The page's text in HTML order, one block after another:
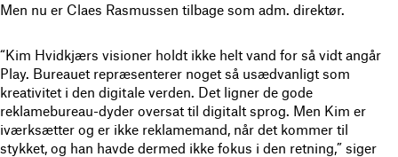
Men nu er Claes Rasmussen tilbage som adm. direktør.
“Kim Hvidkjærs visioner holdt ikke helt vand for så vidt angår
Play. Bureauet repræsenterer noget så usædvanligt som
kreativitet i den digitale verden. Det ligner de gode
reklamebureau-dyder oversat til digitalt sprog. Men Kim er
iværksætter og er ikke reklamemand, når det kommer til
stykket, og han havde dermed ikke fokus i den retning,” siger